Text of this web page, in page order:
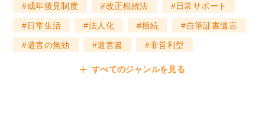
成年後見制度 改正相続法 日常サポート
日常生活 法人化 相続 自筆証書遺言
遺言の無効 遺言書 非営利型
すべてのジャンルを見る